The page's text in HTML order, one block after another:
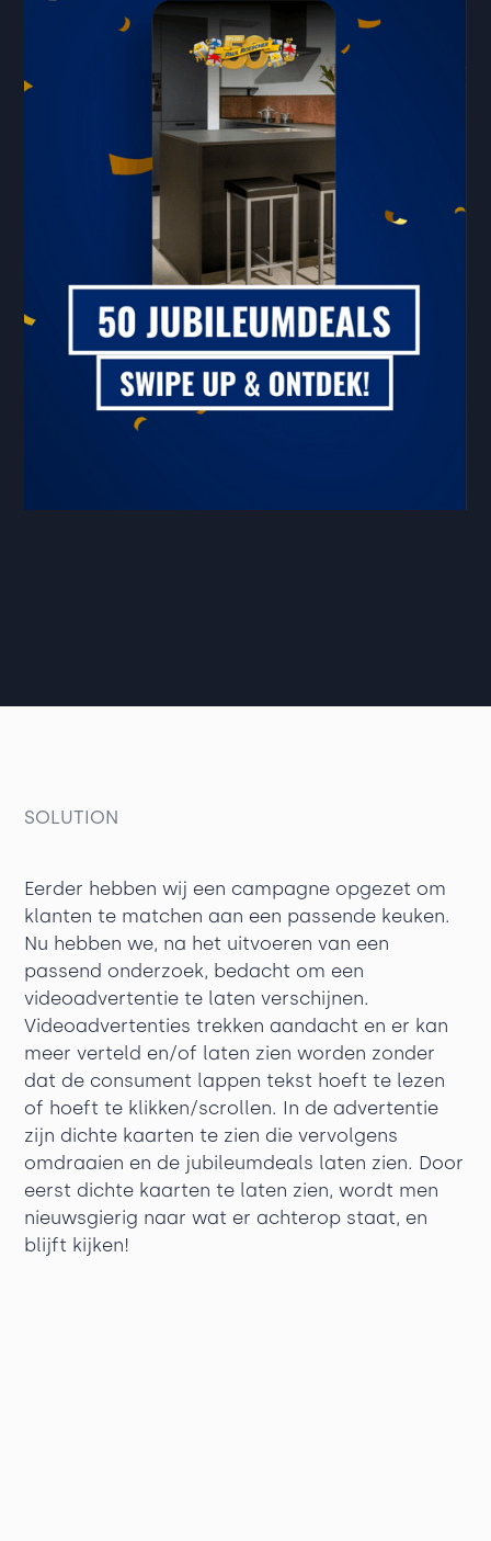
SOLUTION
Eerder hebben wij een campagne opgezet om
klanten te matchen aan een passende keuken.
Nu hebben we, na het uitvoeren van een
passend onderzoek, bedacht om een
videoadvertentie te laten verschijnen.
Videoadvertenties trekken aandacht en er kan
meer verteld en/of laten zien worden zonder
dat de consument lappen tekst hoeft te lezen
of hoeft te klikken/scrollen. In de advertentie
zijn dichte kaarten te zien die vervolgens
omdraaien en de jubileumdeals laten zien. Door
eerst dichte kaarten te laten zien, wordt men
nieuwsgierig naar wat er achterop staat, en
blijft kijken!